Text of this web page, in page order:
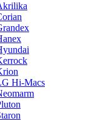
Hi-Macs